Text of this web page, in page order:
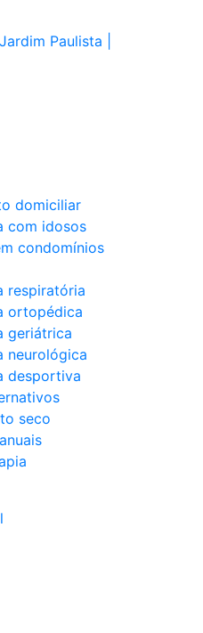
domiciliar
com idosos
condomínios
respiratória
ortopédica
geriátrica
neurológica
desportiva
seco